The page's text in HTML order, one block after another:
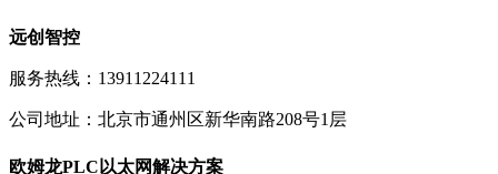
远创智控
服务热线：13911224111
公司地址：北京市通州区新华南路208号1层
欧姆龙PLC以太网解决方案